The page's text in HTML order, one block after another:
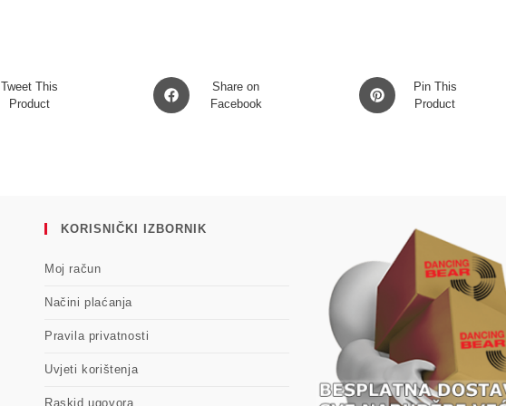
Tweet This
Product
Opens
in
Share on
Facebook
Opens
in
Pin This
Product
KORISNIČKI IZBORNIK
Moj račun
Načini plaćanja
Pravila privatnosti
Uvjeti korištenja
Raskid ugovora